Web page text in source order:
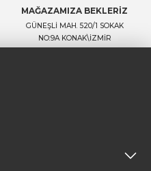
MAĞAZAMIZA BEKLERİZ
GÜNEŞLİ MAH. 520/1 SOKAK
NO:9A KONAK\İZMİR